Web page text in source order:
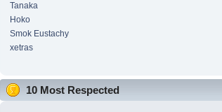
Tanaka
Hoko
Smok Eustachy
xetras
10 Most Respected